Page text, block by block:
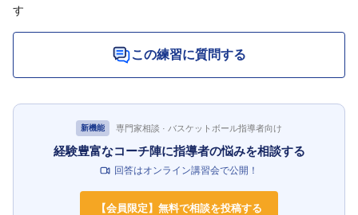
す
この練習に質問する
新機能 専門家相談 · バスケットボール指導者向け
経験豊富なコーチ陣に指導者の悩みを相談する
回答はオンライン講習会で公開！
【会員限定】無料で相談を投稿する